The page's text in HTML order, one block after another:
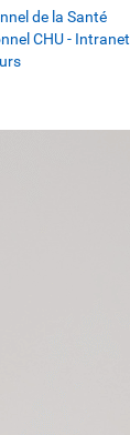
de la Santé
CHU - Intranet